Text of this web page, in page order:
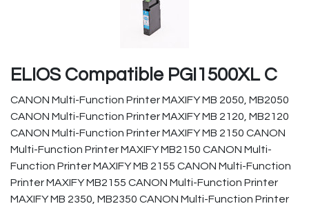
ELIOS Compatible PGI1500XL C
CANON Multi-Function Printer MAXIFY MB 2050, MB2050
CANON Multi-Function Printer MAXIFY MB 2120, MB2120
CANON Multi-Function Printer MAXIFY MB 2150 CANON
Multi-Function Printer MAXIFY MB2150 CANON Multi-
Function Printer MAXIFY MB 2155 CANON Multi-Function
Printer MAXIFY MB2155 CANON Multi-Function Printer
MAXIFY MB 2350, MB2350 CANON Multi-Function Printer